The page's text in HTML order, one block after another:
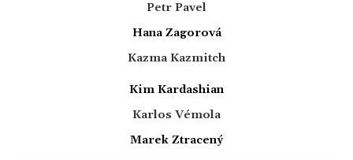
Petr Pavel
Hana Zagorová
Kazma Kazmitch
Kim Kardashian
Karlos Vémola
Marek Ztracený